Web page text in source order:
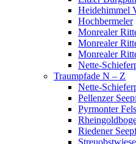
Heidehimmel
Hochbermeler
Monrealer
Monrealer
Monrealer
Nette-
Traumpfade N – Z
Nette-
Pellenzer
Pyrmonter
Riedener